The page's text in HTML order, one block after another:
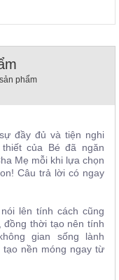
phẩm
đầy đủ và tiện nghi
của Bé đã ngăn
Mẹ mỗi khi lựa chọn
Câu trả lời có ngay
lên tính cách cũng
đồng thời tạo nên tính
gian sống lành
tạo nền móng ngay từ